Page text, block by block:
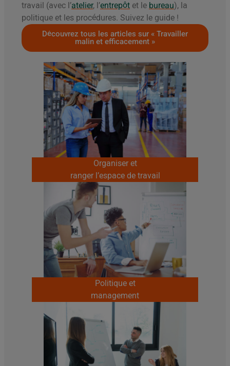
travail (avec l’atelier, l’entrepôt et le bureau), la
politique et les procédures. Suivez le guide !
Découvrez tous les articles sur « Travailler
malin et efficacement »
Organiser et
ranger l’espace de travail
Politique et
management